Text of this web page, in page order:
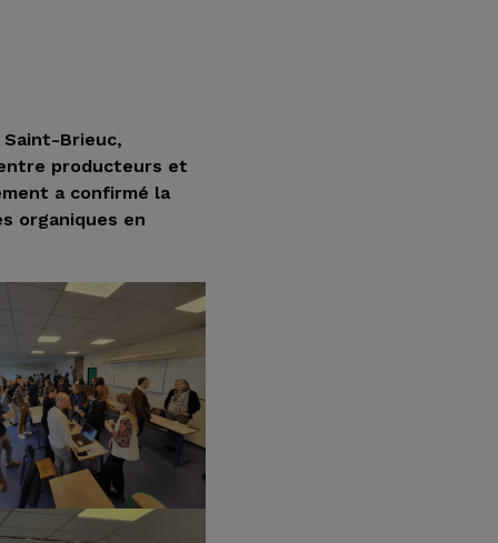
Saint-Brieuc,
producteurs et
a confirmé la
organiques en